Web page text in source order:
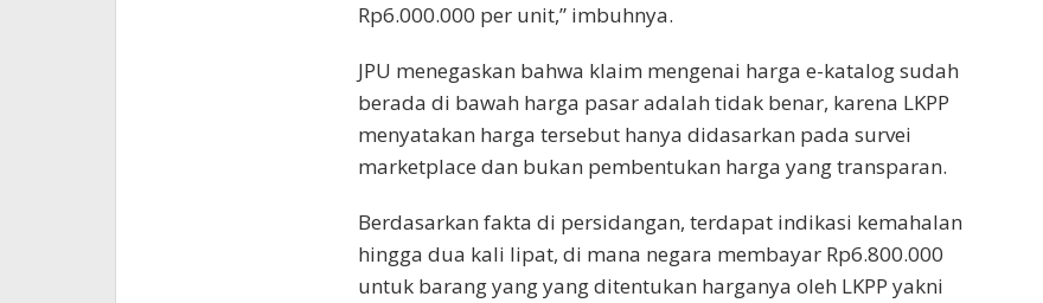
Rp6.000.000 per unit,” imbuhnya.
JPU menegaskan bahwa klaim mengenai harga e-katalog sudah
berada di bawah harga pasar adalah tidak benar, karena LKPP
menyatakan harga tersebut hanya didasarkan pada survei
marketplace dan bukan pembentukan harga yang transparan.
Berdasarkan fakta di persidangan, terdapat indikasi kemahalan
hingga dua kali lipat, di mana negara membayar Rp6.800.000
untuk barang yang yang ditentukan harganya oleh LKPP yakni